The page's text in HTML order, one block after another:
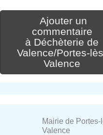
Ajouter un
commentaire
à Déchèterie de
Valence/Portes-
Valence
Mairie de Portes-
Valence